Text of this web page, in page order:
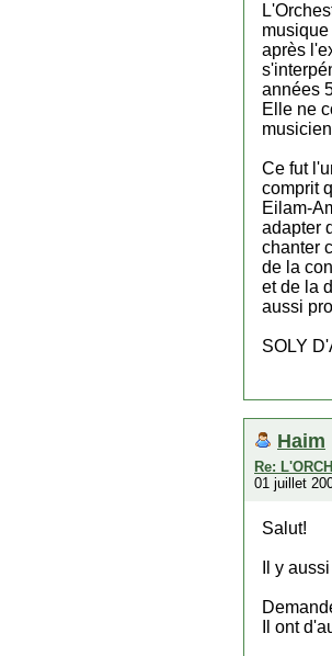
après
années
Elle ne
Ce fut
comprit
Eilam-
adapter
chanter
de la
et de la
aussi
SOLY
Haim
Re:
01 juillet
Salut!
Il y
Il ont